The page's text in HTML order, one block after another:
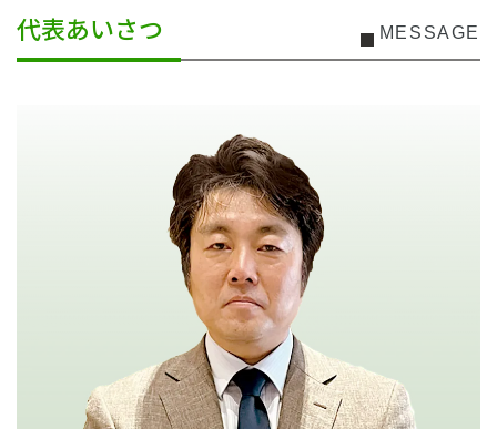
代表あいさつ MESSAGE